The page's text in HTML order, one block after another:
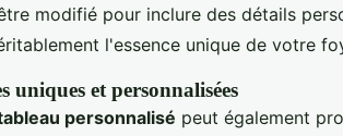
modifié pour inclure des détails
l'essence unique de votre
uniques et personnalisées
personnalisé peut également